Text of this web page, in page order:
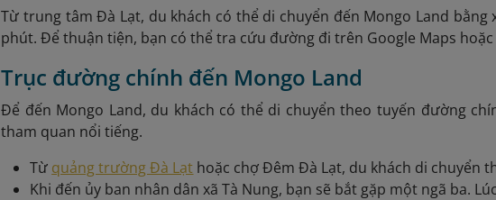
Từ trung tâm Đà Lạt, du khách có thể di chuyển đến Mongo Land
phút. Để thuận tiện, bạn có thể tra cứu đường đi trên Google Maps
Trục đường chính đến Mongo Land
Để đến Mongo Land, du khách có thể di chuyển theo tuyến đường
tham quan nổi tiếng.
Từ quảng trường Đà Lạt hoặc chợ Đêm Đà Lạt, du khách di chuyển
Khi đến ủy ban nhân dân xã Tà Nung, bạn sẽ bắt gặp một ngã ba.